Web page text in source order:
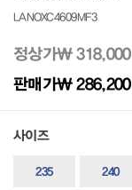
LANOXC4609MF3
정상가₩ 318,000
판매가₩ 286,200
사이즈
235 240